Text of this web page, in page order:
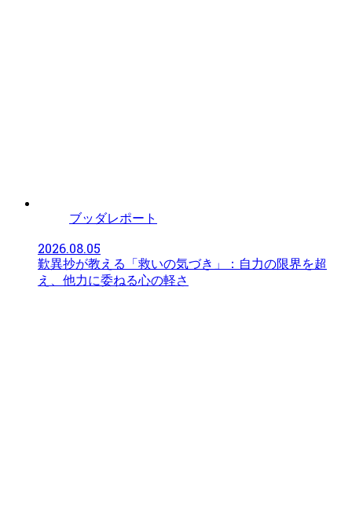
ブッダレポート
2026.08.05
歎異抄が教える「救いの気づき」：自力の限界を超
え、他力に委ねる心の軽さ